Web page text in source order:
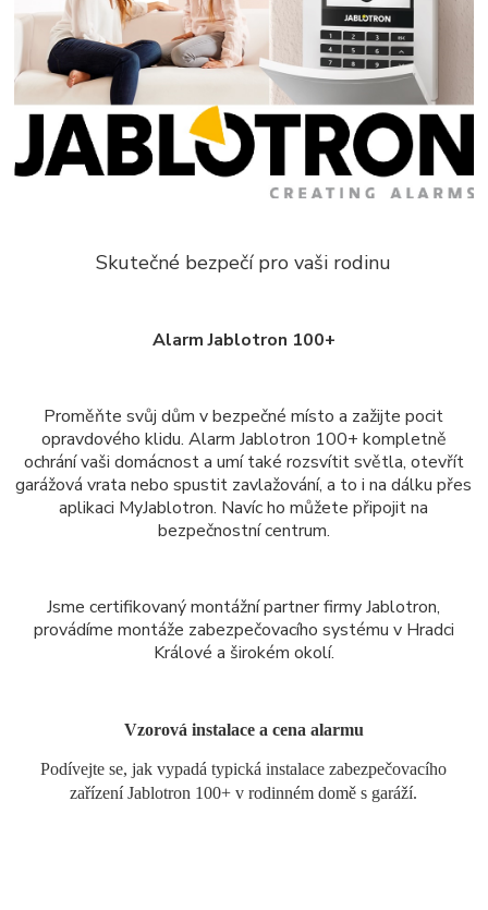
Skutečné bezpečí pro vaši rodinu
Alarm Jablotron 100+
Proměňte svůj dům v bezpečné místo a zažijte pocit
opravdového klidu. Alarm Jablotron 100+ kompletně
ochrání vaši domácnost a umí také rozsvítit světla, otevřít
garážová vrata nebo spustit zavlažování, a to i na dálku přes
aplikaci MyJablotron. Navíc ho můžete připojit na
bezpečnostní centrum.
Jsme certifikovaný montážní partner firmy Jablotron,
provádíme montáže zabezpečovacího systému v Hradci
Králové a širokém okolí.
Vzorová instalace a cena alarmu
Podívejte se, jak vypadá typická instalace zabezpečovacího
zařízení Jablotron 100+ v rodinném domě s garáží.